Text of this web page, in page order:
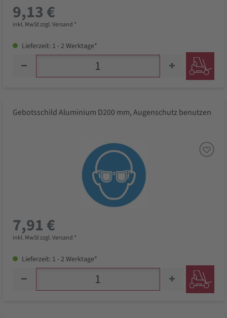
9,13 €
inkl. MwSt zzgl. Versand *
Lieferzeit: 1 - 2 Werktage*
Gebotsschild Aluminium D200 mm, Augenschutz benutzen
7,91 €
inkl. MwSt zzgl. Versand *
Lieferzeit: 1 - 2 Werktage*